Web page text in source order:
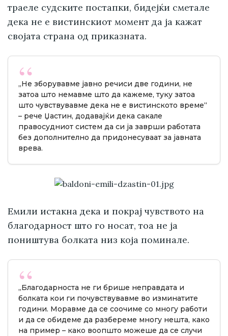
траеле судските постапки, бидејќи сметале
дека не е вистинскиот момент да ја кажат
својата страна од приказната.
„Не зборувавме јавно речиси две години, не
затоа што немавме што да кажеме, туку затоа
што чувствувавме дека не е вистинското време“
– рече Џастин, додавајќи дека сакале
правосудниот систем да си ја заврши работата
без дополнително да придонесуваат за јавната
врева.
Емили истакна дека и покрај чувството на
благодарност што го носат, тоа не ја
поништува болката низ која поминале.
„Благодарноста не ги брише неправдата и
болката кои ги почувствувавме во изминатите
години. Моравме да се соочиме со многу работи
и да се обидеме да разбереме многу нешта, како
на пример – како воопшто можеше да се случи